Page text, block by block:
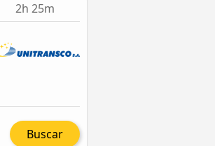
2h 25m
Buscar